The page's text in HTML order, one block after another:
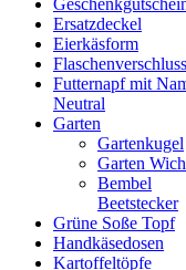
Ersatzdeckel
Eierkäsform
Flaschenverschluss
Futternapf mit
Neutral
Garten
Gartenkugel
Garten
Bembel
Beetstecker
Grüne Soße Topf
Handkäsedosen
Kartoffeltöpfe